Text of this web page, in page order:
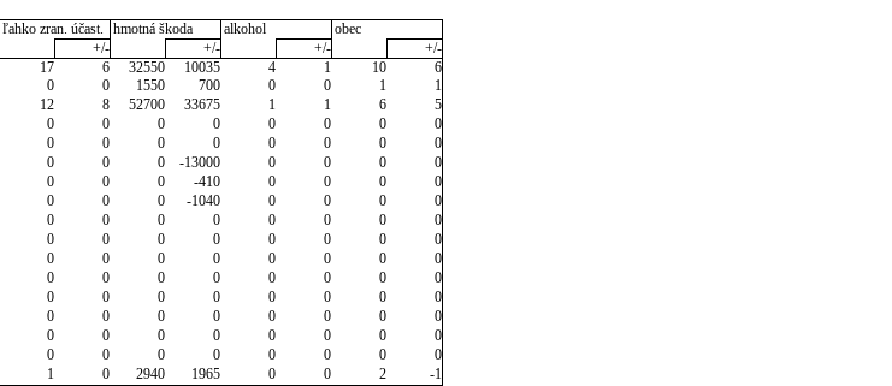
ľahko zran. účast. hmotná škoda alkohol
obec
+/- +/- +/-
+/-
17 6 32550 10035 4 1 10
6
0 0 1550 700 0 0 1
1
12 8 52700 33675 1 1 6
5
0 0 0 0 0 0 0
0
0 0 0 0 0 0 0
0
0 0 0 -13000 0 0 0
0
0 0 0 -410 0 0 0
0
0 0 0 -1040 0 0 0
0
0 0 0 0 0 0 0
0
0 0 0 0 0 0 0
0
0 0 0 0 0 0 0
0
0 0 0 0 0 0 0
0
0 0 0 0 0 0 0
0
0 0 0 0 0 0 0
0
0 0 0 0 0 0 0
0
0 0 0 0 0 0 0
0
1 0 2940 1965 0 0 2
-1